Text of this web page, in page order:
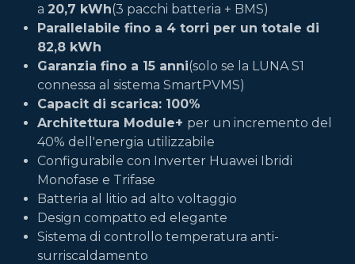
a 20,7 kWh(3 pacchi batteria + BMS)
Parallelabile fino a 4 torri per un totale di
82,8 kWh
Garanzia fino a 15 anni(solo se la LUNA S1
connessa al sistema SmartPVMS)
Capacit di scarica: 100%
Architettura Module+ per un incremento del
40% dell'energia utilizzabile
Configurabile con Inverter Huawei Ibridi
Monofase e Trifase
Batteria al litio ad alto voltaggio
Design compatto ed elegante
Sistema di controllo temperatura anti-
surriscaldamento